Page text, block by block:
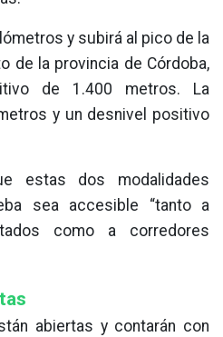
y subirá al pico de la
de la provincia de Córdoba,
de 1.400 metros. La
y un desnivel positivo
estas dos modalidades
sea accesible “tanto a
como a corredores
abiertas y contarán con